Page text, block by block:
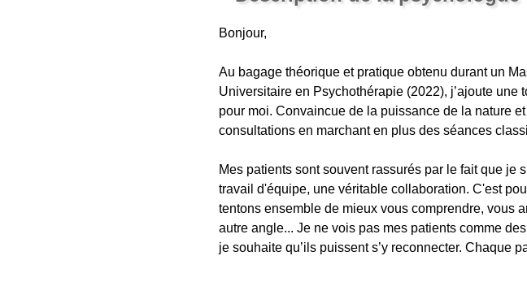
Bonjour,
Au bagage théorique et pratique obtenu durant un
Universitaire en Psychothérapie (2022), j’ajoute une
pour moi. Convaincue de la puissance de la nature
consultations en marchant en plus des séances
Mes patients sont souvent rassurés par le fait que je
travail d'équipe, une véritable collaboration. C'est
tentons ensemble de mieux vous comprendre, vous
autre angle... Je ne vois pas mes patients comme
je souhaite qu’ils puissent s’y reconnecter. Chaque